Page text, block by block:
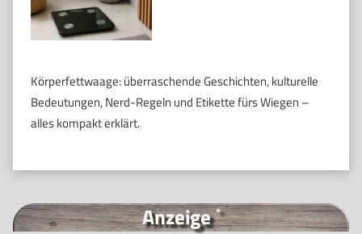
Körperfettwaage: überraschende Geschichten, kulturelle
Bedeutungen, Nerd-Regeln und Etikette fürs Wiegen –
alles kompakt erklärt.
Anzeige*